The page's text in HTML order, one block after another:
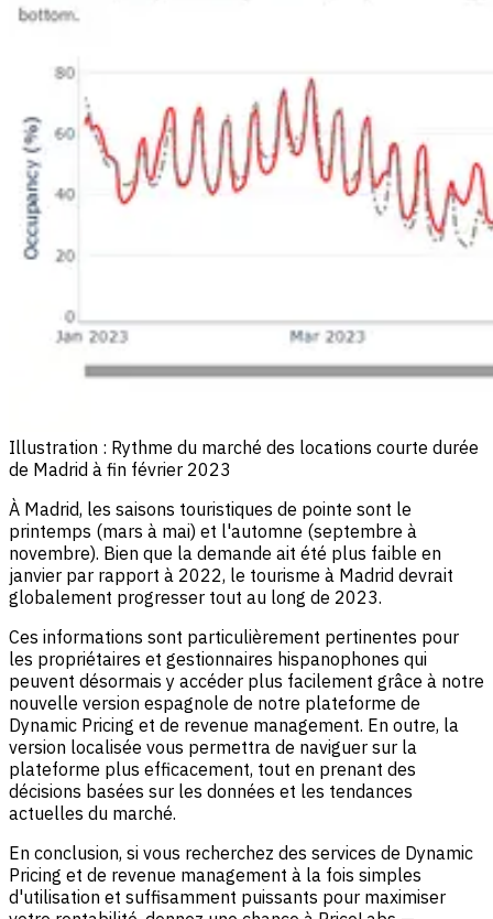
Illustration : Rythme du marché des locations courte durée
de Madrid à fin février 2023
À Madrid, les saisons touristiques de pointe sont le
printemps (mars à mai) et l'automne (septembre à
novembre). Bien que la demande ait été plus faible en
janvier par rapport à 2022, le tourisme à Madrid devrait
globalement progresser tout au long de 2023.
Ces informations sont particulièrement pertinentes pour
les propriétaires et gestionnaires hispanophones qui
peuvent désormais y accéder plus facilement grâce à notre
nouvelle version espagnole de notre plateforme de
Dynamic Pricing et de revenue management. En outre, la
version localisée vous permettra de naviguer sur la
plateforme plus efficacement, tout en prenant des
décisions basées sur les données et les tendances
actuelles du marché.
En conclusion, si vous recherchez des services de Dynamic
Pricing et de revenue management à la fois simples
d'utilisation et suffisamment puissants pour maximiser